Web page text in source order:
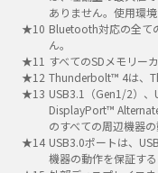
ありません。使用環境
Bluetooth対応の全て
ん。
すべてのSDメモリー
Thunderbolt™ 4は、
USB3.1（Gen1/2）
DisplayPort™
のすべての周辺機器
USB3.0ポートは、
機器の動作を保証す